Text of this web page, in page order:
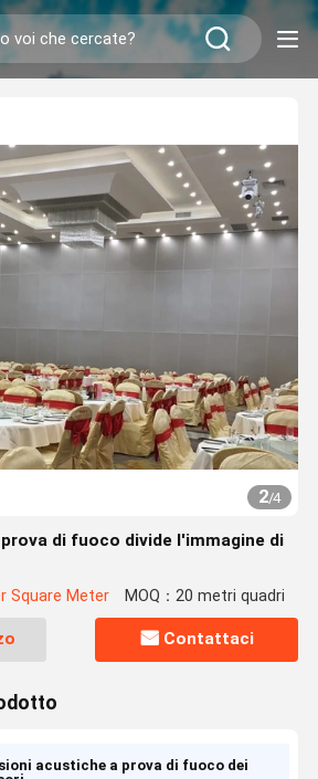
2/4
di fuoco divide l'immagine di
Square Meter MOQ：20 metri quadri
Contattaci
acustiche a prova di fuoco dei